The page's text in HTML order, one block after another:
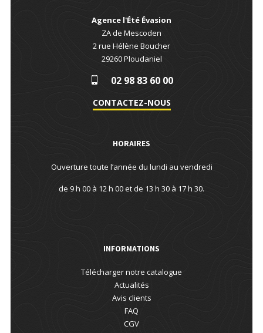
Agence l'Été Évasion
ZA de Mescoden
2 rue Hélène Boucher
29260Ploudaniel
02 98 83 60 00
CONTACTEZ-NOUS
HORAIRES
Ouverture toute l’année du lundi au vendredi
de 9 h 00 à 12 h 00 et de 13 h 30 à 17 h 30.
INFORMATIONS
Télécharger notre catalogue
Actualités
Avis clients
FAQ
CGV